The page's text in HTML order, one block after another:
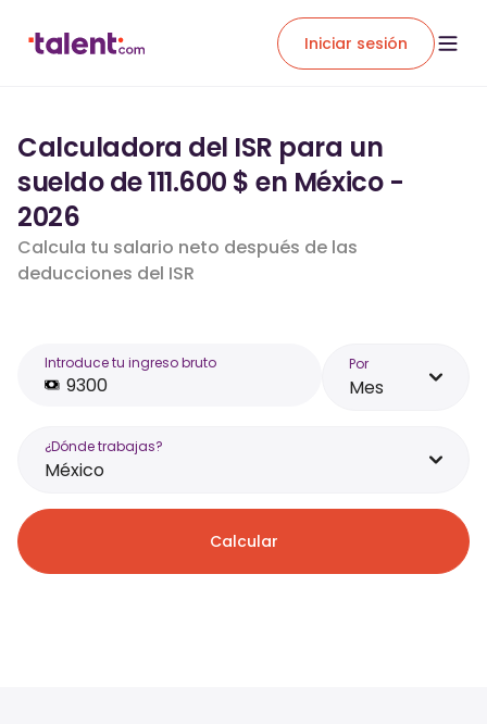
Iniciar sesión
Calculadora del ISR para un
sueldo de 111.600 $ en México -
2026
Calcula tu salario neto después de las
deducciones del ISR
Introduce tu ingreso bruto Por
Mes
¿Dónde trabajas?
México
Calcular